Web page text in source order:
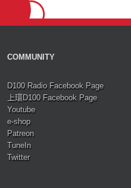
COMMUNITY
D100 Radio Facebook Page
上環D100 Facebook Page
Youtube
e-shop
Patreon
TuneIn
Twitter